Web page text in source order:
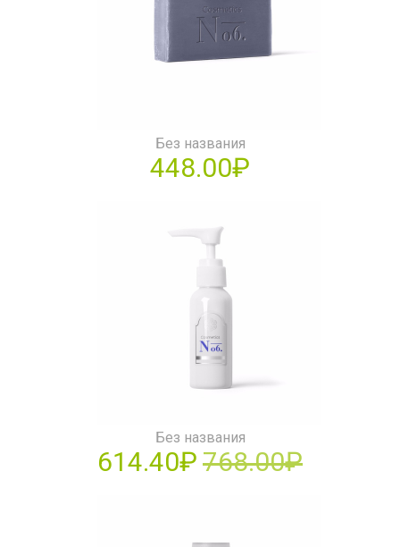
Без названия
448.00₽
Без названия
614.40₽ 768.00₽